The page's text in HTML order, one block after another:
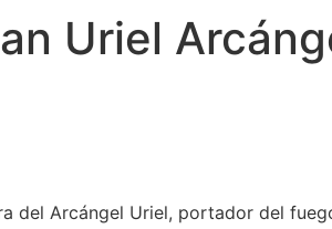
Uriel
del Arcángel Uriel, portador del